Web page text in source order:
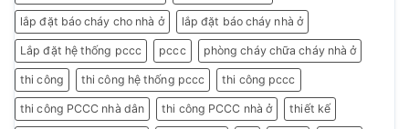
lắp đặt báo cháy cho nhà ở lắp đặt báo cháy nhà ở
Lắp đặt hệ thống pccc pccc phòng cháy chữa cháy nhà ở
thi công thi công hệ thống pccc thi công pccc
thi công PCCC nhà dân thi công PCCC nhà ở thiết kế